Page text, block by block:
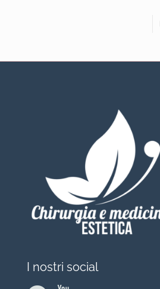
I nostri social